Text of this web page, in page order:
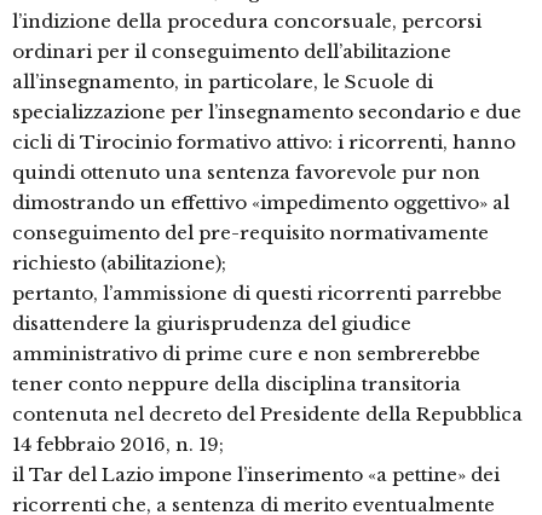
l’indizione della procedura concorsuale, percorsi
ordinari per il conseguimento dell’abilitazione
all’insegnamento, in particolare, le Scuole di
specializzazione per l’insegnamento secondario e due
cicli di Tirocinio formativo attivo: i ricorrenti, hanno
quindi ottenuto una sentenza favorevole pur non
dimostrando un effettivo «impedimento oggettivo» al
conseguimento del pre-requisito normativamente
richiesto (abilitazione);
pertanto, l’ammissione di questi ricorrenti parrebbe
disattendere la giurisprudenza del giudice
amministrativo di prime cure e non sembrerebbe
tener conto neppure della disciplina transitoria
contenuta nel decreto del Presidente della Repubblica
14 febbraio 2016, n. 19;
il Tar del Lazio impone l’inserimento «a pettine» dei
ricorrenti che, a sentenza di merito eventualmente